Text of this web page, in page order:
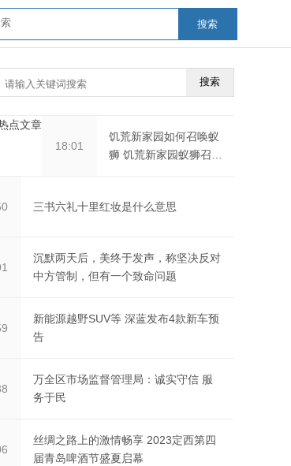
搜索
搜索
点文章
18:01
饥荒新家园如何召唤蚁
狮 饥荒新家园蚁狮召唤
三书六礼十里红妆是什么意思
沉默两天后，美终于发声，称坚决反对
中方管制，但有一个致命问题
新能源越野SUV等 深蓝发布4款新车预
告
万全区市场监督管理局：诚实守信 服
务于民
丝绸之路上的激情畅享 2023定西第四
届青岛啤酒节盛夏启幕